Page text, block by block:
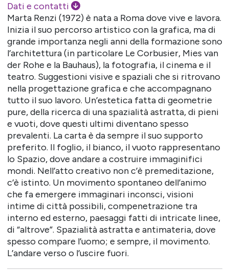
Dati e contatti
Marta Renzi (1972) è nata a Roma dove vive e lavora.
Inizia il suo percorso artistico con la grafica, ma di
grande importanza negli anni della formazione sono
l’architettura (in particolare Le Corbusier, Mies van
der Rohe e la Bauhaus), la fotografia, il cinema e il
teatro. Suggestioni visive e spaziali che si ritrovano
nella progettazione grafica e che accompagnano
tutto il suo lavoro. Un’estetica fatta di geometrie
pure, della ricerca di una spazialità astratta, di pieni
e vuoti, dove questi ultimi diventano spesso
prevalenti. La carta è da sempre il suo supporto
preferito. Il foglio, il bianco, il vuoto rappresentano
lo Spazio, dove andare a costruire immaginifici
mondi. Nell’atto creativo non c’è premeditazione,
c’è istinto. Un movimento spontaneo dell’animo
che fa emergere immaginari inconsci, visioni
intime di città possibili, compenetrazione tra
interno ed esterno, paesaggi fatti di intricate linee,
di “altrove”. Spazialità astratta e antimateria, dove
spesso compare l’uomo; e sempre, il movimento.
L’andare verso o l’uscire fuori.